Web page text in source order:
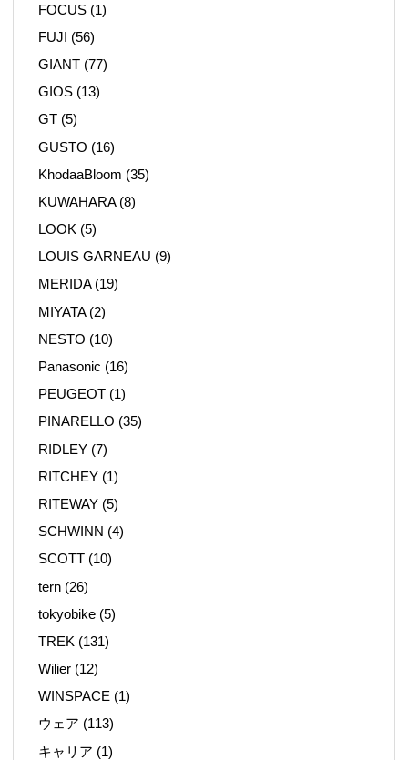
FOCUS (1)
FUJI (56)
GIANT (77)
GIOS (13)
GT (5)
GUSTO (16)
KhodaaBloom (35)
KUWAHARA(8)
LOOK (5)
LOUIS GARNEAU (9)
MERIDA(19)
MIYATA(2)
NESTO (10)
Panasonic (16)
PEUGEOT (1)
PINARELLO (35)
RIDLEY (7)
RITCHEY (1)
RITEWAY (5)
SCHWINN (4)
SCOTT (10)
tern (26)
tokyobike (5)
TREK (131)
Wilier (12)
WINSPACE (1)
ウェア (113)
キャリア (1)